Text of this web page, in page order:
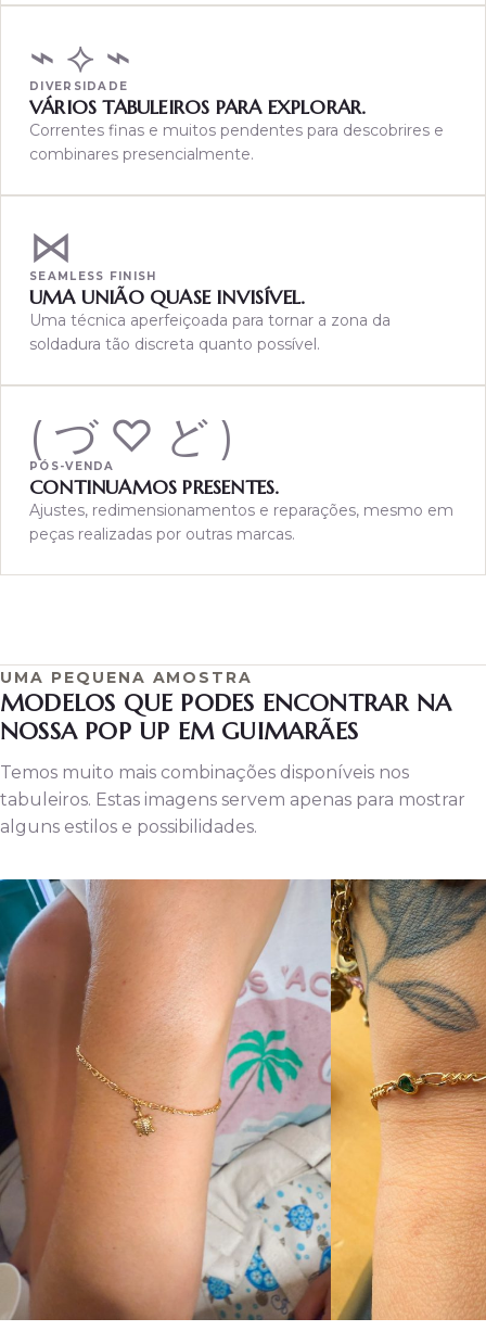
⌁ ⟡ ⌁
DIVERSIDADE
VÁRIOS TABULEIROS PARA EXPLORAR.
Correntes finas e muitos pendentes para descobrires e
combinares presencialmente.
⋈
SEAMLESS FINISH
UMA UNIÃO QUASE INVISÍVEL.
Uma técnica aperfeiçoada para tornar a zona da
soldadura tão discreta quanto possível.
( づ ♡ ど )
PÓS-VENDA
CONTINUAMOS PRESENTES.
Ajustes, redimensionamentos e reparações, mesmo em
peças realizadas por outras marcas.
UMA PEQUENA AMOSTRA
MODELOS QUE PODES ENCONTRAR NA
NOSSA POP UP EM GUIMARÃES
Temos muito mais combinações disponíveis nos
tabuleiros. Estas imagens servem apenas para mostrar
alguns estilos e possibilidades.